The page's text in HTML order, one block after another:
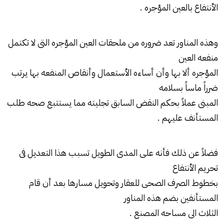
الأنتفاع بالعين المؤجره .
وهذه المناور تعد ضروره من ملحقات العين المؤجره التى لا تكتمل
منفعه العين
المؤجره ألا بها وأن أساءه الأستعمال وأنقاص المنفعه بها يرتب
ضرراً ماساً بسلامه
المبنى عملاً بحكم النقض السابق تجليته مما يستتبع صحه طلب
المستأنف عليهم .
فضلاً عن ذلك فأنه على المدى الطويل تسبب هذا التعديل فى
تحريم الأنتفاع
بخطوط الصرف الصحى للعقار وتحويل مسارها بعد أن قام
المستأنفين بضم هذه المناور
الثلاث الى مساحه المصنع .